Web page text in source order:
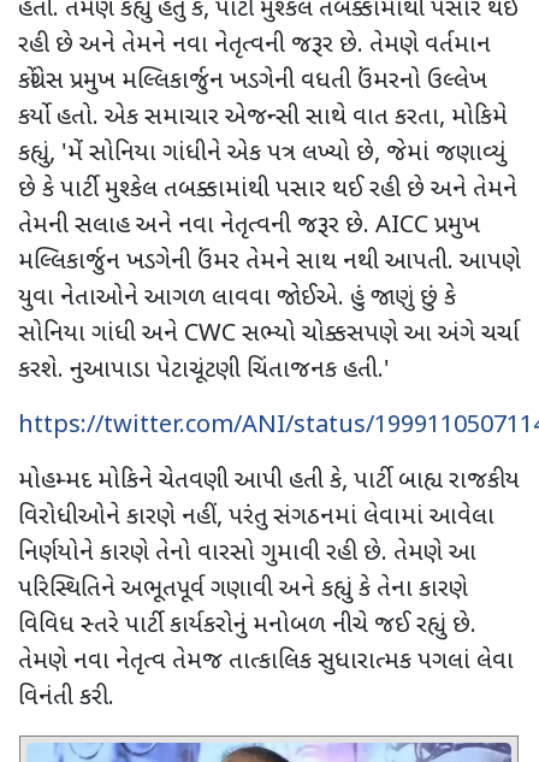
હતી. તેમણે કહ્યું હતું કે, પાર્ટી મુશ્કેલ તબક્કામાંથી પસાર થઈ
રહી છે અને તેમને નવા નેતૃત્વની જરૂર છે. તેમણે વર્તમાન
કોંગ્રેસ પ્રમુખ મલ્લિકાર્જુન ખડગેની વધતી ઉંમરનો ઉલ્લેખ
કર્યો હતો. એક સમાચાર એજન્સી સાથે વાત કરતા, મોકિમે
કહ્યું, 'મેં સોનિયા ગાંધીને એક પત્ર લખ્યો છે, જેમાં જણાવ્યું
છે કે પાર્ટી મુશ્કેલ તબક્કામાંથી પસાર થઈ રહી છે અને તેમને
તેમની સલાહ અને નવા નેતૃત્વની જરૂર છે. AICCપ્રમુખ
મલ્લિકાર્જુન ખડગેની ઉંમર તેમને સાથ નથી આપતી. આપણે
યુવા નેતાઓને આગળ લાવવા જોઈએ. હું જાણું છું કે
સોનિયા ગાંધી અને CWCસભ્યો ચોક્કસપણે આ અંગે ચર્ચા
કરશે. નુઆપાડા પેટાચૂંટણી ચિંતાજનક હતી.'
https://twitter.com/ANI/status/
મોહમ્મદ મોકિને ચેતવણી આપી હતી કે, પાર્ટી બાહ્ય રાજકીય
વિરોધીઓને કારણે નહીં, પરંતુ સંગઠનમાં લેવામાં આવેલા
નિર્ણયોને કારણે તેનો વારસો ગુમાવી રહી છે. તેમણે આ
પરિસ્થિતિને અભૂતપૂર્વ ગણાવી અને કહ્યું કે તેના કારણે
વિવિધ સ્તરે પાર્ટી કાર્યકરોનું મનોબળ નીચે જઈ રહ્યું છે.
તેમણે નવા નેતૃત્વ તેમજ તાત્કાલિક સુધારાત્મક પગલાં લેવા
વિનંતી કરી.